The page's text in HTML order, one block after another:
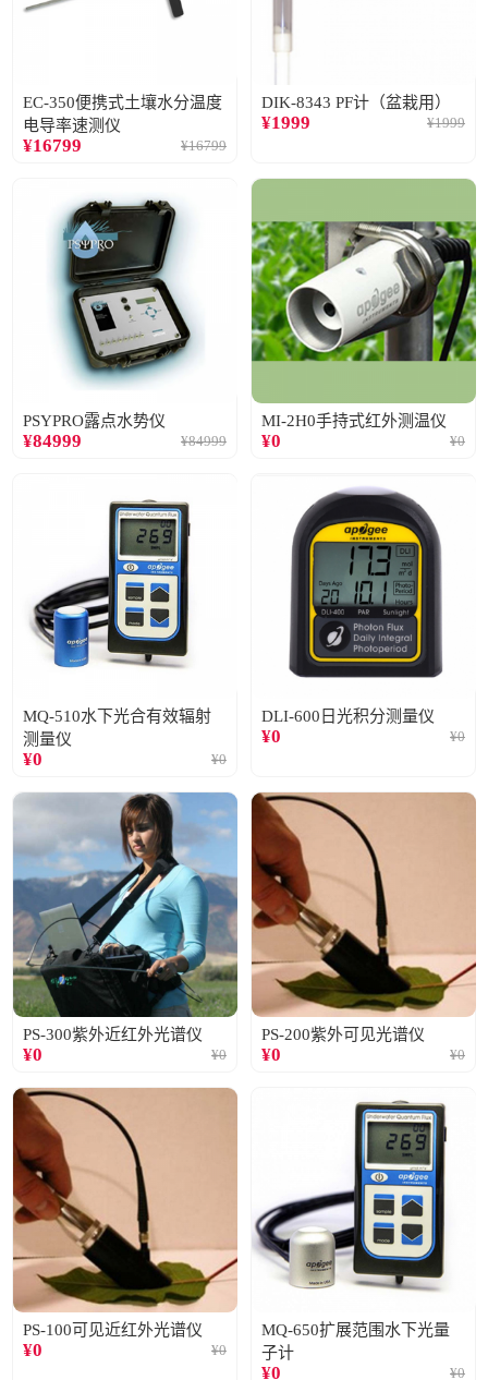
EC-350便携式土壤水分温度
电导率速测仪
¥16799 ¥16799
DIK-8343 PF计（盆栽用）
¥1999 ¥1999
PSYPRO露点水势仪
¥84999 ¥84999
MI-2H0手持式红外测温仪
¥0 ¥0
MQ-510水下光合有效辐射
测量仪
¥0 ¥0
DLI-600日光积分测量仪
¥0 ¥0
PS-300紫外近红外光谱仪
¥0 ¥0
PS-200紫外可见光谱仪
¥0 ¥0
PS-100可见近红外光谱仪
¥0 ¥0
MQ-650扩展范围水下光量
子计
¥0 ¥0